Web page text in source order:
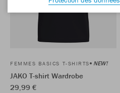
FEMMES BASICS T-SHIRTS NEW!
JAKO T-shirt Wardrobe
29,99 €